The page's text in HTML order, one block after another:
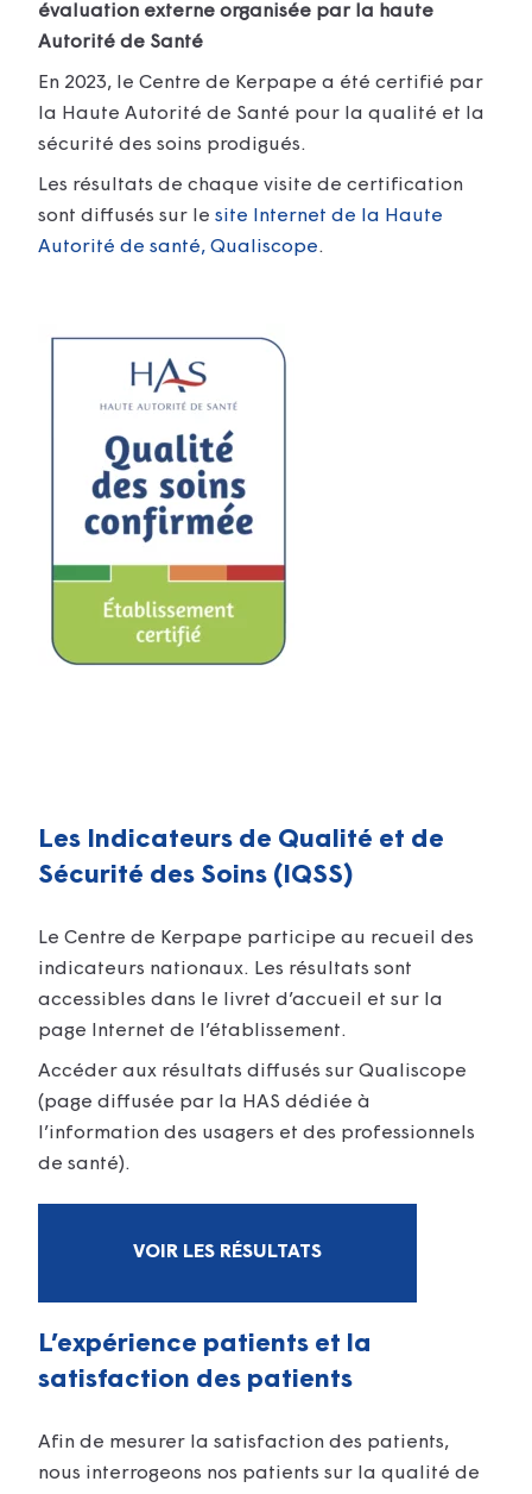
évaluation externe organisée par la haute
Autorité de Santé
En 2023, le Centre de Kerpape a été certifié par
la Haute Autorité de Santé pour la qualité et la
sécurité des soins prodigués.
Les résultats de chaque visite de certification
sont diffusés sur le site Internet de la Haute
Autorité de santé, Qualiscope.
Les Indicateurs de Qualité et de
Sécurité des Soins (IQSS)
Le Centre de Kerpape participe au recueil des
indicateurs nationaux. Les résultats sont
accessibles dans le livret d’accueil et sur la
page Internet de l’établissement.
Accéder aux résultats diffusés sur Qualiscope
(page diffusée par la HAS dédiée à
l’information des usagers et des professionnels
de santé).
VOIR LES RÉSULTATS
L’expérience patients et la
satisfaction des patients
Afin de mesurer la satisfaction des patients,
nous interrogeons nos patients sur la qualité de